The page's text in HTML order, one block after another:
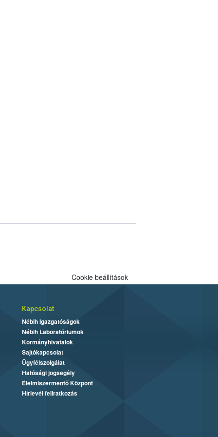
Cookie beállítások
Kapcsolat
Nébih Igazgatóságok
Nébih Laboratóriumok
Kormányhivatalok
Sajtókapcsolat
Ügyfélszolgálat
Hatósági jogsegély
Élelmiszermentő Központ
Hírlevél feliratkozás